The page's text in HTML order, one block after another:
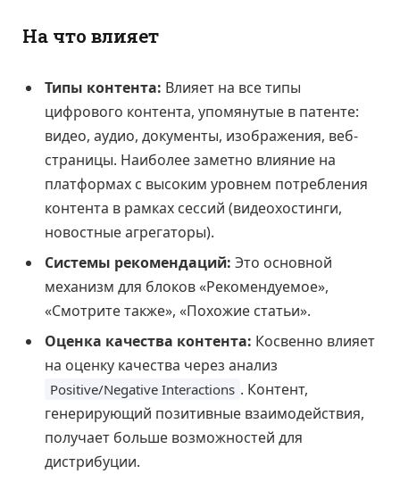
На что влияет
Типы контента: Влияет на все типы
цифрового контента, упомянутые в патенте:
видео, аудио, документы, изображения, веб-
страницы. Наиболее заметно влияние на
платформах с высоким уровнем потребления
контента в рамках сессий (видеохостинги,
новостные агрегаторы).
Системы рекомендаций: Это основной
механизм для блоков «Рекомендуемое»,
«Смотрите также», «Похожие статьи».
Оценка качества контента: Косвенно влияет
на оценку качества через анализ
Positive/Negative Interactions . Контент,
генерирующий позитивные взаимодействия,
получает больше возможностей для
дистрибуции.